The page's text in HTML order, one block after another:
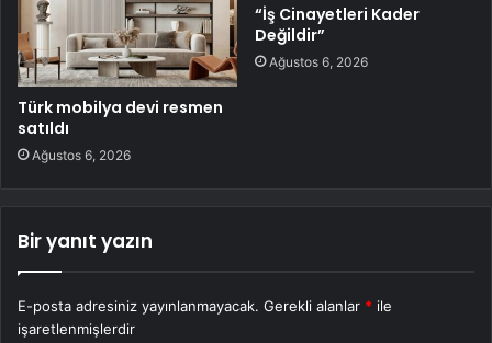
Türk mobilya devi resmen
satıldı
Ağustos 6, 2026
“İş Cinayetleri Kader
Değildir”
Ağustos 6, 2026
Bir yanıt yazın
E-posta adresiniz yayınlanmayacak. Gerekli alanlar * ile
işaretlenmişlerdir